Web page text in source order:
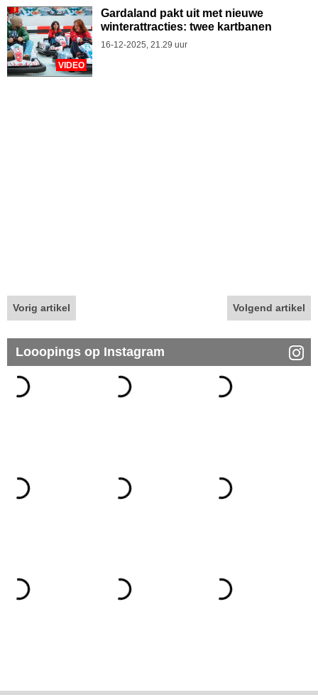
VIDEO
Gardaland pakt uit met nieuwe
winterattracties: twee kartbanen
16-12-2025, 21.29 uur
Vorig artikel Volgend artikel
Looopings op Instagram